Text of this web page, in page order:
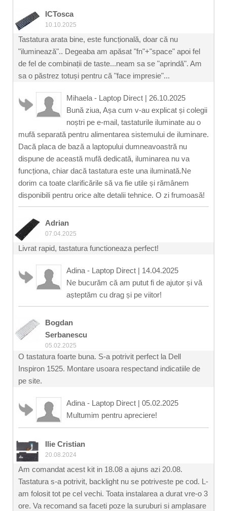
ICTosca
10.10.2025
Tastatura arata bine, este funcțională, doar că nu
"iluminează".. Degeaba am apăsat "fn"+"space" apoi fel
de fel de combinații de taste...neam sa se "aprindă". Am
sa o păstrez totuși pentru că "face impresie"...
Mihaela - Laptop Direct | 26.10.2025
Bună ziua, Așa cum v-au explicat și colegii
noștri pe e-mail, tastaturile iluminate au o
mufă separată pentru alimentarea sistemului de iluminare.
Dacă placa de bază a laptopului dumneavoastră nu
dispune de această mufă dedicată, iluminarea nu va
funcționa, chiar dacă tastatura este una iluminată.Ne
dorim ca toate clarificările să va fie utile și rămânem
disponibili pentru orice alte detalii tehnice. O zi frumoasă!
Adrian
07.04.2025
Livrat rapid, tastatura functioneaza perfect!
Adina - Laptop Direct | 14.04.2025
Ne bucurăm că am putut fi de ajutor și vă
așteptăm cu drag și pe viitor!
Bogdan
Serbanescu
05.02.2025
O tastatura foarte buna. S-a potrivit perfect la Dell
Inspiron 1525. Montare usoara respectand indicatiile de
pe site.
Adina - Laptop Direct | 05.02.2025
Multumim pentru apreciere!
Ilie Cristian
20.08.2024
Am comandat acest kit in 18.08 a ajuns azi 20.08.
Tastatura s-a potrivit, backlight nu se potriveste pe cod. L-
am folosit tot pe cel vechi. Toata instalarea a durat vre-o 3
ore. Va recomand sa faceti poze la suruburi si amplasare